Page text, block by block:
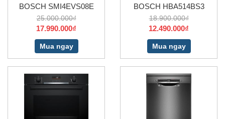
BOSCH SMI4EVS08E
25.000.000₫
17.990.000₫
Mua ngay
BOSCH HBA514BS3
18.900.000₫
12.490.000₫
Mua ngay